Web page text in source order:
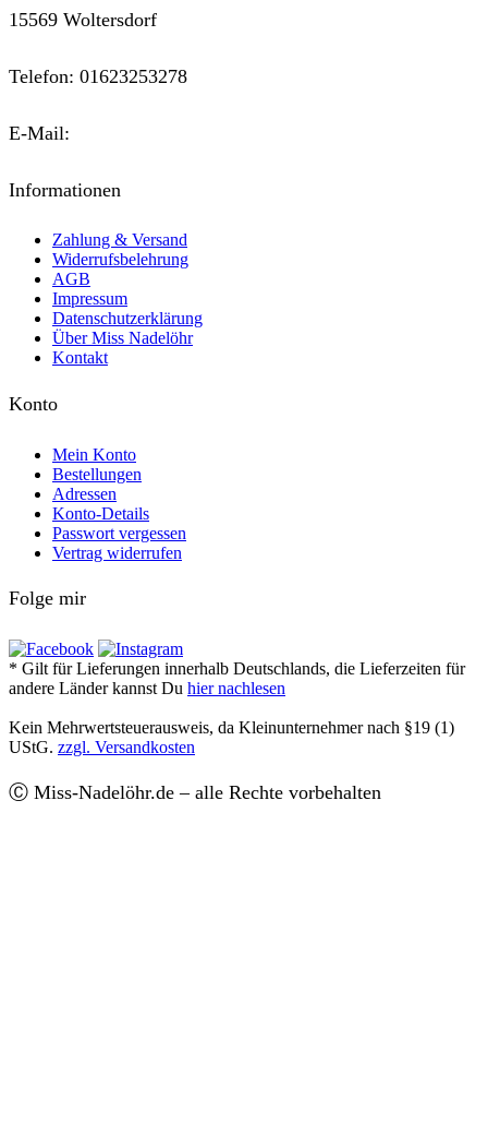
15569 Woltersdorf
Telefon: 01623253278
E-Mail:
Informationen
Zahlung & Versand
Widerrufsbelehrung
AGB
Impressum
Datenschutzerklärung
Über Miss Nadelöhr
Kontakt
Konto
Mein Konto
Bestellungen
Adressen
Konto-Details
Passwort vergessen
Vertrag widerrufen
Folge mir
* Gilt für Lieferungen innerhalb Deutschlands, die Lieferzeiten für
andere Länder kannst Du hier nachlesen
Kein Mehrwertsteuerausweis, da Kleinunternehmer nach §19 (1)
UStG. zzgl. Versandkosten
Ⓒ Miss-Nadelöhr.de – alle Rechte vorbehalten